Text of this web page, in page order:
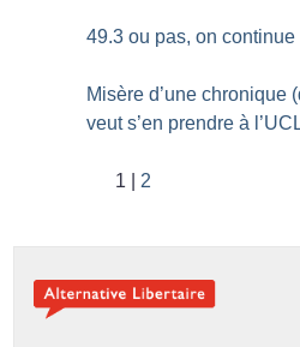
49.3 ou pas, on
Misère d’une chronique
veut s’en prendre à
1 2